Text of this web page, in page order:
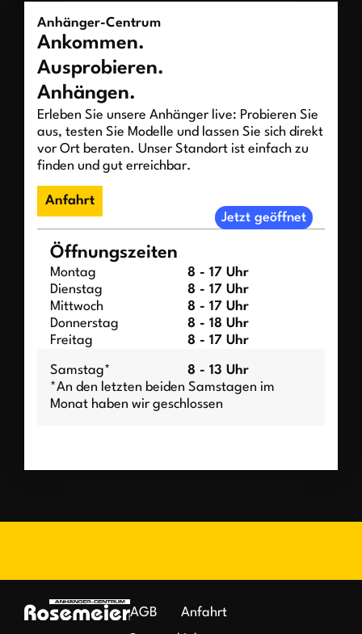
Anhänger-Centrum
Ankommen.
Ausprobieren.
Anhängen.
Erleben Sie unsere Anhänger live: Probieren Sie
aus, testen Sie Modelle und lassen Sie sich direkt
vor Ort beraten. Unser Standort ist einfach zu
finden und gut erreichbar.
Anfahrt
Jetzt geöffnet
Öffnungszeiten
Montag
8 - 17 Uhr
Dienstag
8 - 17 Uhr
Mittwoch
8 - 17 Uhr
Donnerstag
8 - 18 Uhr
Freitag
8 - 17 Uhr
Samstag*
8 - 13 Uhr
*An den letzten beiden Samstagen im
Monat haben wir geschlossen
AGB
Anfahrt